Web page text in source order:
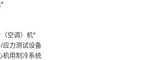
空调）机*
应力测试设备
机用制冷系统